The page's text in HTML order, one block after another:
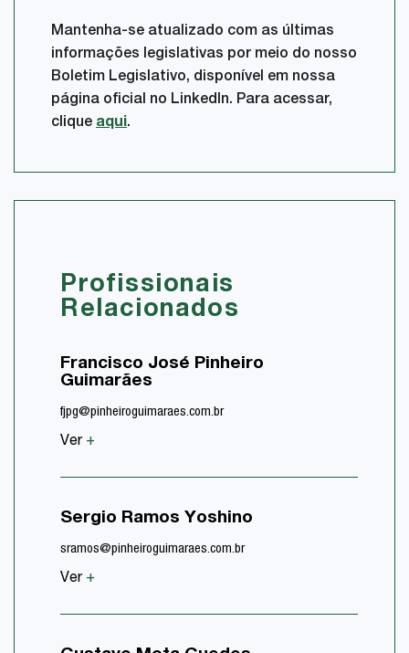
Mantenha-se atualizado com as últimas
informações legislativas por meio do nosso
Boletim Legislativo, disponível em nossa
página oficial no LinkedIn. Para acessar,
clique aqui.
Profissionais
Relacionados
Francisco José Pinheiro
Guimarães
fjpg@pinheiroguimaraes.com.br
Ver +
Sergio Ramos Yoshino
sramos@pinheiroguimaraes.com.br
Ver +